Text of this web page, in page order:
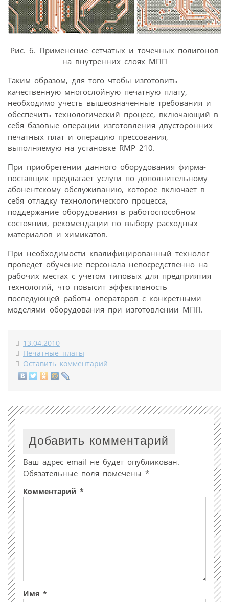
Рис. 6. Применение сетчатых и точечных полигонов
на внутренних слоях МПП
Таким образом, для того чтобы изготовить
качественную многослойную печатную плату,
необходимо учесть вышеозначенные требования и
обеспечить технологический процесс, включающий в
себя базовые операции изготовления двусторонних
печатных плат и операцию прессования,
выполняемую на установке RMP 210.
При приобретении данного оборудования фирма-
поставщик предлагает услуги по дополнительному
абонентскому обслуживанию, которое включает в
себя отладку технологического процесса,
поддержание оборудования в работоспособном
состоянии, рекомендации по выбору расходных
материалов и химикатов.
При необходимости квалифицированный технолог
проведет обучение персонала непосредственно на
рабочих местах с учетом типовых для предприятия
технологий, что повысит эффективность
последующей работы операторов с конкретными
моделями оборудования при изготовлении МПП.
13.04.2010
Печатные платы
Оставить комментарий
Добавить комментарий
Ваш адрес email не будет опубликован.
Обязательные поля помечены *
Комментарий *
Имя *